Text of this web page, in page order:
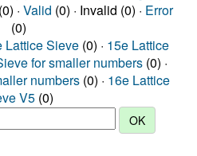
· Valid (0) · Invalid (0) · Error
(0)
Lattice Sieve (0) · 15e Lattice
for smaller numbers (0) ·
numbers (0) · 16e Lattice
V5 (0)